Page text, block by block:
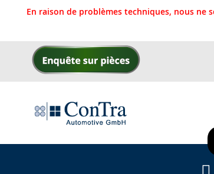
En raison de problèmes techniques, nous
Allez